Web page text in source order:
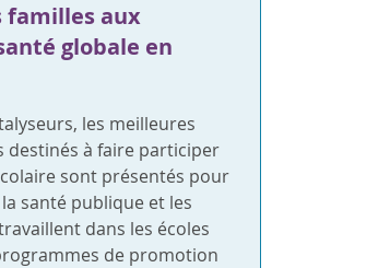
familles aux
globale en
les meilleures
destinés à faire participer
sont présentés pour
santé publique et les
dans les écoles
de promotion